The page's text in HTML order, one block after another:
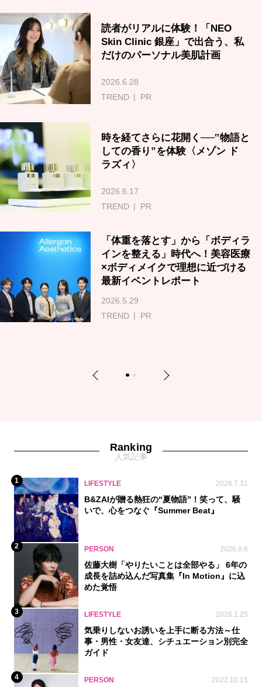
読者がリアルに体験！「NEO
Skin Clinic 銀座」で出合う、私
だけのパーソナル美肌計画
2026.6.28
TREND
PR
時を経てさらに花開く──‟物語と
しての香り”を体験〈メゾン ド
ラズィ〉
2026.6.17
TREND
PR
「体重を落とす」から「ボディラ
インを整える」時代へ！美容医療
×ボディメイクで理想に近づける
最新イベントレポート
2026.5.29
TREND
PR
Previous 1 2 Next
Ranking
人気記事
1 LIFESTYLE 2026.7.31
B&ZAIが贈る熱狂の“夏物語”！笑って、騒
いで、心をつなぐ『Summer Beat』
2 PERSON 2026.8.6
佐藤大樹「やりたいことは全部やる」 6年の
成長を詰め込んだ写真集『In Motion』に込
めた覚悟
3 LIFESTYLE 2026.1.25
気乗りしないお誘いを上手に断る方法～仕
事・男性・女友達、シチュエーション別完全
ガイド
4 PERSON 2022.10.15